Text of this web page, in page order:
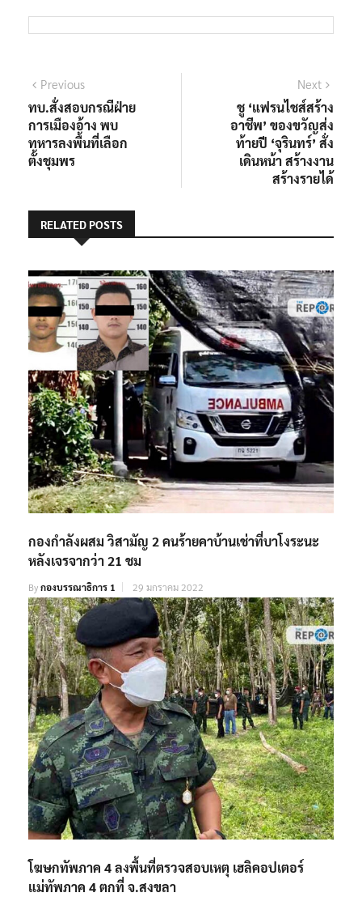
แนะแนว
เรื่อง
PreviousPrevious
post:
ทบ.สั่งสอบกรณีฝ่าย
การเมืองอ้าง พบ
ทหารลงพื้นที่เลือก
ตั้งชุมพร
Next
ชู ‘แฟรนไชส์สร้าง
อาชีพ’ ของขวัญส่ง
ท้ายปี ‘จุรินทร์’ สั่ง
เดินหน้า สร้างงาน
สร้างรายได้
RELATED POSTS
กองกำลังผสม วิสามัญ 2 คนร้ายคาบ้านเช่าที่บาโงระนะ
หลังเจรจากว่า 21 ชม
Byกองบรรณาธิการ 1 29 มกราคม 2022
โฆษกทัพภาค 4 ลงพื้นที่ตรวจสอบเหตุ เฮลิคอปเตอร์
แม่ทัพภาค 4 ตกที่ จ.สงขลา